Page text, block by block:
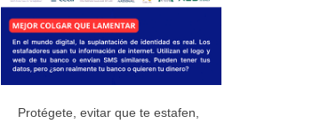
Protégete, evitar que te estafen,